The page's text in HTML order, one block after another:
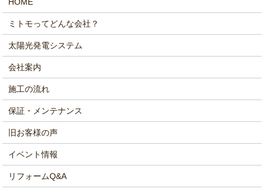
ミトモってどんな会社？
太陽光発電システム
会社案内
施工の流れ
保証・メンテナンス
旧お客様の声
イベント情報
リフォームQ&A